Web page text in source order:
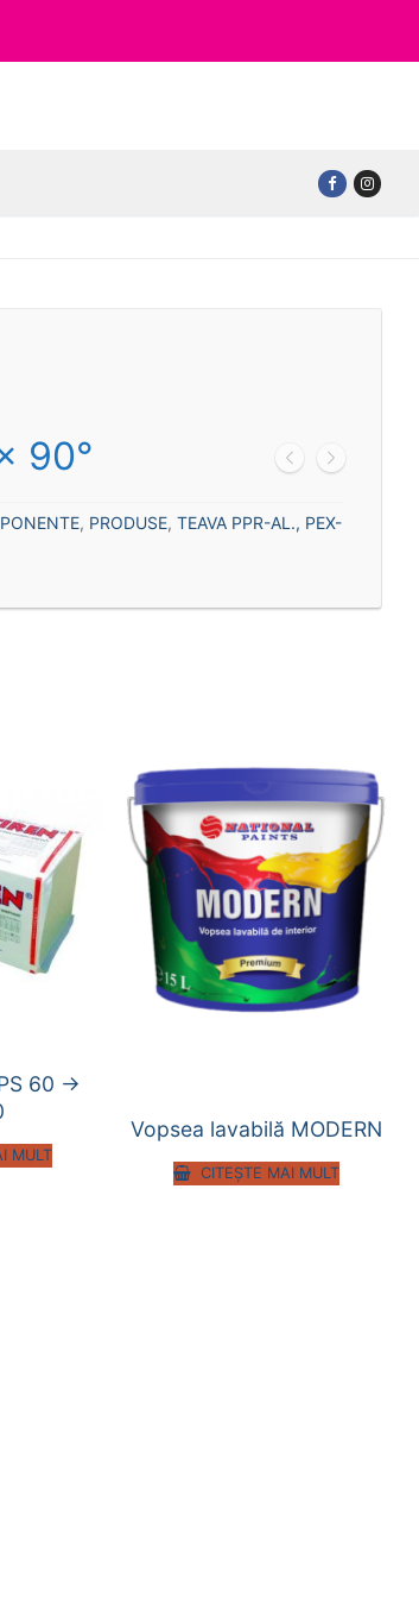
90°
, PRODUSE,TEAVA PPR-AL., PEX-
60 ->
MULT
Vopsea lavabilă MODERN
CITEȘTE MAI MULT